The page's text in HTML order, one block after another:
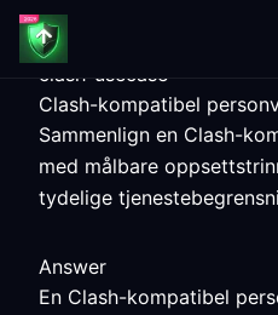
clash-usecase
Clash-kompatibel
Sammenlign en Clash-
med målbare
tydelige
Answer
En Clash-kompatibel